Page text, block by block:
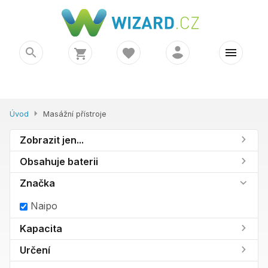
Úvod Masážní přístroje
Zobrazit jen...
Obsahuje baterii
Značka
Naipo
Kapacita
Určení